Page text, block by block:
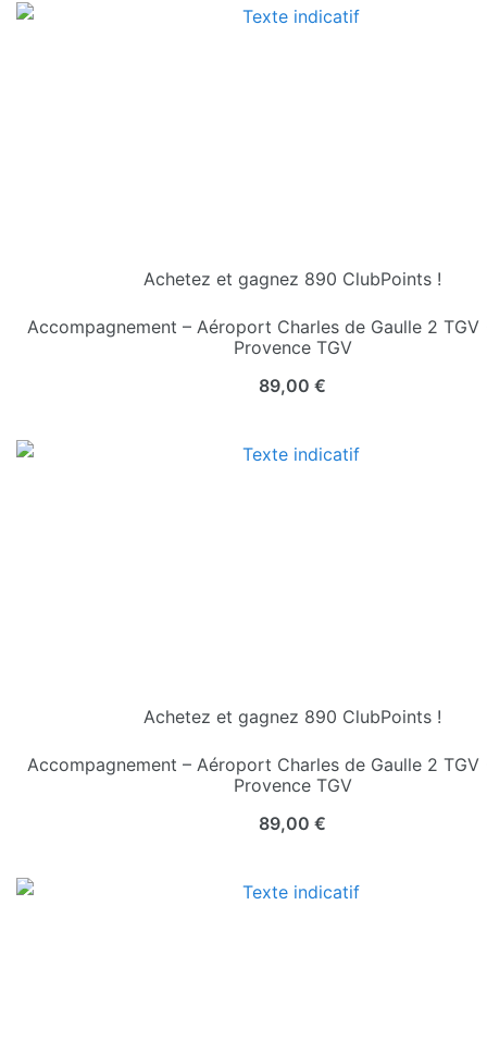
Achetez et gagnez 890 ClubPoints !
Accompagnement – Aéroport Charles de Gaulle 2
Provence TGV
89,00 €
Achetez et gagnez 890 ClubPoints !
Accompagnement – Aéroport Charles de Gaulle 2
Provence TGV
89,00 €